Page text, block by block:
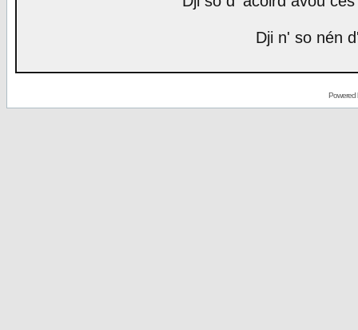
Dji n' so nén
Powered